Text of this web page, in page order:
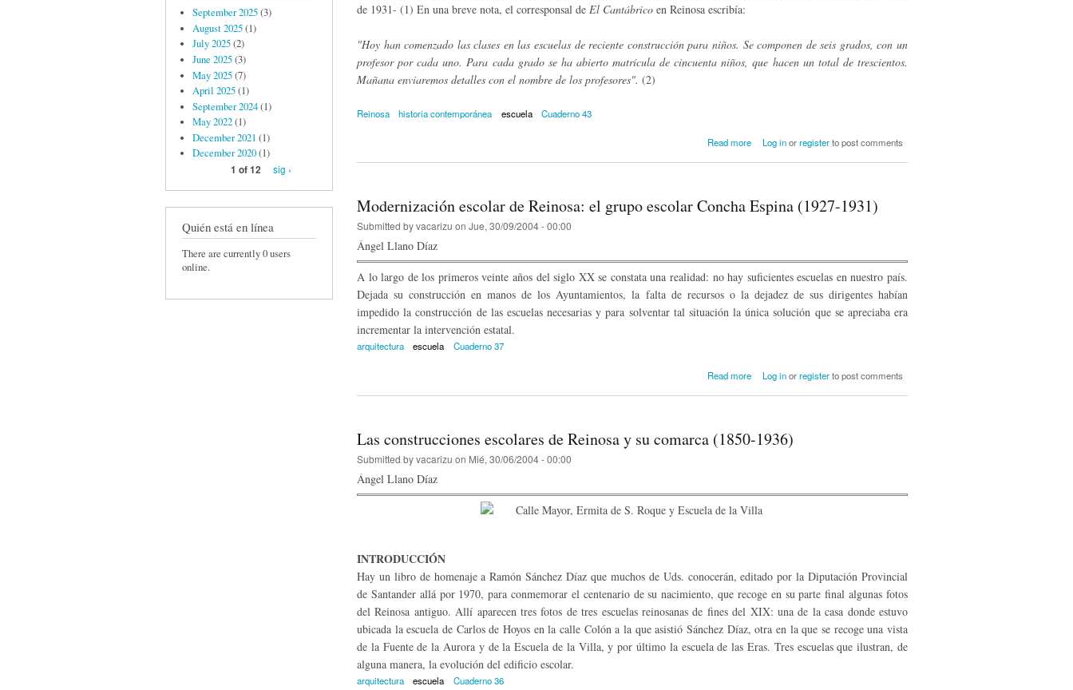
September 2025(3)
August 2025(1)
July 2025(2)
June 2025(3)
May 2025(7)
April 2025(1)
September 2024(1)
May 2022(1)
December 2021 (1)
December 2020(1)
1 of 12
sig ›
Quién está en línea
There are currently 0 users
online.
de 1931- (1) En una breve nota, el co­rresponsal de El Cantábrico en Reinosa escribía:
"Hoy han comenzado las clases en las escuelas de reciente construcción para niños. Se componen de seis grados, con un
profesor por cada uno. Para cada grado se ha abierto matrícula de cincuenta niños, que hacen un total de trescientos.
Mañana enviaremos detalles con el nombre de los profesores". (2)
Reinosa historia contemporánea escuela Cuaderno 43
Read more
about El colegio "Concha Espina": 75
Log inorregisterto post comments
Modernización escolar de Reinosa: el grupo escolar Concha Espina (1927-1931)
Submitted byvacarizu on Jue, 30/09/2004 - 00:00
Ángel Llano Díaz
A lo largo de los primeros veinte años del siglo XX se constata una realidad: no hay suficientes escuelas en nuestro país.
Dejada su construcción en manos de los Ayuntamientos, la falta de recursos o la dejadez de sus dirigentes habían
impedido la construcción de las escuelas necesarias y para solventar tal situación la única solución que se apreciaba era
incrementar la intervención estatal.
arquitectura escuela Cuaderno 37
Read more
about Modernización escolar de Reinosa:
1931)
Log inorregisterto post comments
Las construcciones escolares de Reinosa y su comarca (1850-1936)
Submitted byvacarizu on Mié, 30/06/2004 - 00:00
Ángel Llano Díaz
INTRODUCCIÓN
Hay un libro de homenaje a Ramón Sánchez Díaz que muchos de Uds. conocerán, editado por la Diputación Provincial
de Santander allá por 1970, para conmemorar el centenario de su nacimiento, que recoge en su parte final algunas fotos
del Reinosa antiguo. Allí aparecen tres fotos de tres escuelas reinosanas de fines del XIX: una de la casa donde estuvo
ubicada la escuela de Carlos de Hoyos en la calle Colón a la que asistió Sánchez Díaz, otra en la que se recoge una vista
de la Fuente de la Aurora y de la Escuela de la Villa, y por último la escuela de las Eras. Tres escuelas que ilustran, de
alguna manera, la evolución del edificio escolar.
arquitectura escuela Cuaderno 36